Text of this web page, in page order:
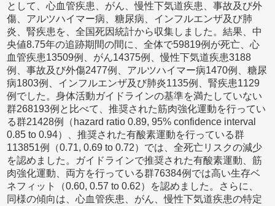
として、心血管疾患、がん、慢性下気道疾患、事故及び外
傷、アルツハイマー病、糖尿病、インフルエンザ及び肺
炎、腎疾患を、全国死因統計から収集しました。結果、中
央値8.75年の追跡期間の間に、全体で59819例が死亡、心
血管疾患13509例、がん14375例、慢性下気道疾患3188
例、事故及び外傷2477例、アルツハイマー病1470例、糖尿
病1803例、インフルエンザ及び肺炎1135例、腎疾患1129
例でした。身体活動ガイドラインの基準を満たしていない
群268193例と比べて、推奨された筋肉強化運動を行ってい
る群21428例（hazard ratio 0.89, 95% confidence interval
0.85 to 0.94）、推奨された有酸素運動を行っている群
113851例（0.71, 0.69 to 0.72）では、全死亡リスクの減少
を認めました。ガイドラインで推奨された有酸素運動、筋
肉強化運動、両方を行っている群76384例では高い生存ベ
ネフィット（0.60, 0.57 to 0.62）を認めました。さらに、
同様の傾向は、心血管疾患、がん、慢性下気道疾患の特定